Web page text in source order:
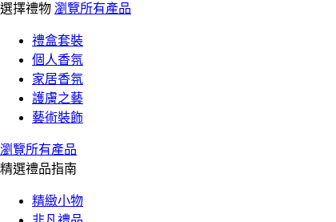
選擇禮物 瀏覽所有產品
禮盒套裝
個人香氛
家居香氛
護膚之藝
藝術裝飾
瀏覽所有產品
精選禮品指南
精緻小物